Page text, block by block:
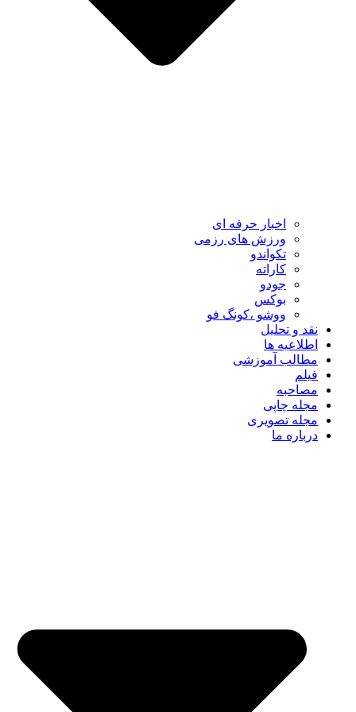
اخبار حرفه ای
ورزش های رزمی
تکواندو
کاراته
جودو
بوکس
ووشو ،کونگ فو
نقد و تحلیل
اطلاعیه ها
مطالب آموزشی
فیلم
مصاحبه
مجله چاپی
مجله تصویری
درباره ما